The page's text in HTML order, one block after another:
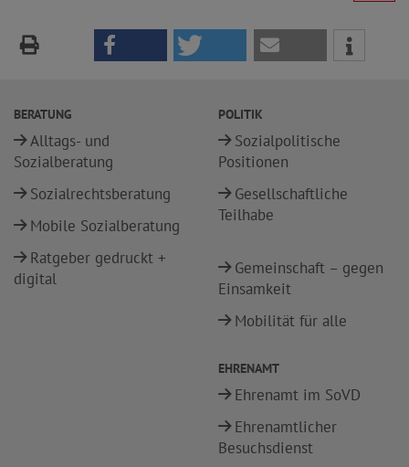
BERATUNG
Alltags- und
Sozialberatung
Sozialrechtsberatung
Mobile Sozialberatung
Ratgeber gedruckt +
digital
POLITIK
Sozialpolitische
Positionen
Gesellschaftliche
Teilhabe
Gemeinschaft – gegen
Einsamkeit
Mobilität für alle
EHRENAMT
Ehrenamt im SoVD
Ehrenamtlicher
Besuchsdienst